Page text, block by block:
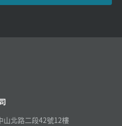
山北路二段42號12樓